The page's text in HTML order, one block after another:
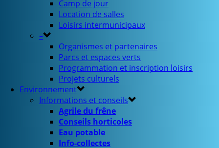
Camp de jour
Location de salles
Loisirs intermunicipaux
–
Organismes et partenaires
Parcs et espaces verts
Programmation et inscription loisirs
Projets culturels
Environnement
Informations et conseils
Agrile du frêne
Conseils horticoles
Eau potable
Info-collectes